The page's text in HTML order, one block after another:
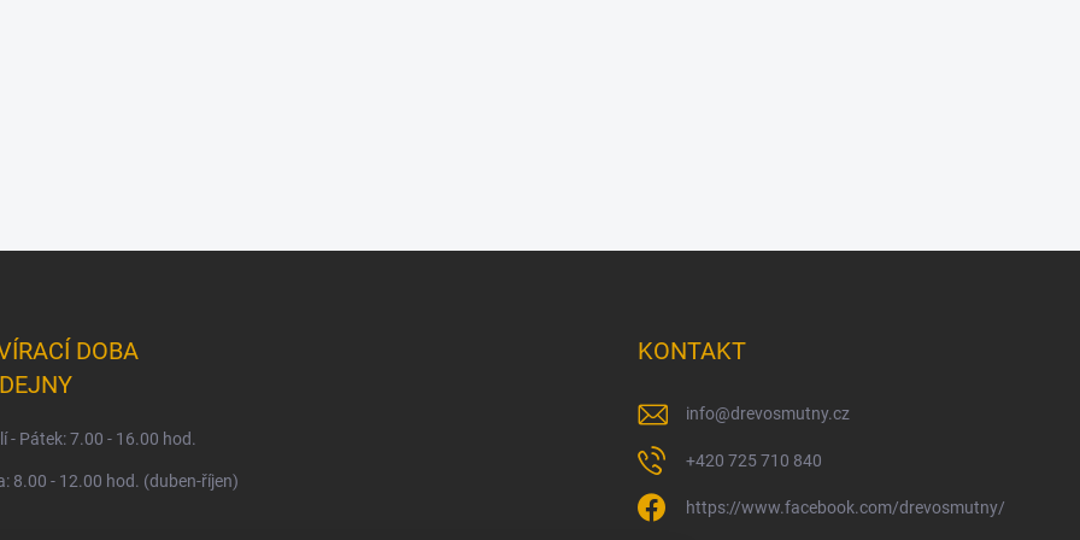
DOBA
- Pátek: 7.00 - 16.00 hod.
8.00 - 12.00 hod. (duben-říjen)
KONTAKT
info@drevosmutny.cz
+420 725 710 840
https://www.facebook.com/drevosmutny/